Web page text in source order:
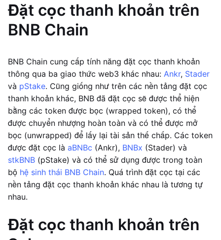
Đặt cọc thanh khoản trên
BNB Chain
BNB Chain cung cấp tính năng đặt cọc thanh khoản
thông qua ba giao thức web3 khác nhau: Ankr, Stader
và pStake. Cũng giống như trên các nền tảng đặt cọc
thanh khoản khác, BNB đã đặt cọc sẽ được thể hiện
bằng các token được bọc (wrapped token), có thể
được chuyển nhượng hoàn toàn và có thể được mở
bọc (unwrapped) để lấy lại tài sản thế chấp. Các token
được đặt cọc là aBNBc (Ankr), BNBx (Stader) và
stkBNB (pStake) và có thể sử dụng được trong toàn
bộ hệ sinh thái BNB Chain. Quá trình đặt cọc tại các
nền tảng đặt cọc thanh khoản khác nhau là tương tự
nhau.
Đặt cọc thanh khoản trên